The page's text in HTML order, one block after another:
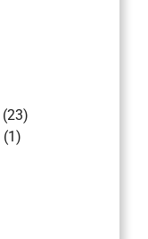
(23)
(1)